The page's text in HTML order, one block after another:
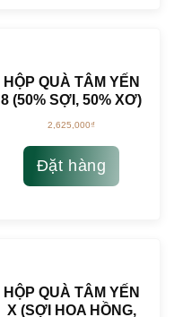
HỘP QUÀ TÂM YẾN
8 (50% SỢI, 50% XƠ)
2,625,000₫
Đặt hàng
HỘP QUÀ TÂM YẾN
X (SỢI HOA HỒNG,